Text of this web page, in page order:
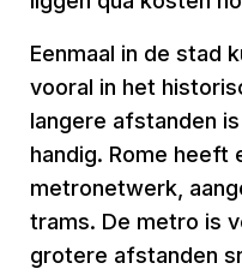
Eenmaal in de stad
vooral in het
langere afstanden
handig. Rome heeft
metronetwerk,
trams. De metro is
grotere afstanden